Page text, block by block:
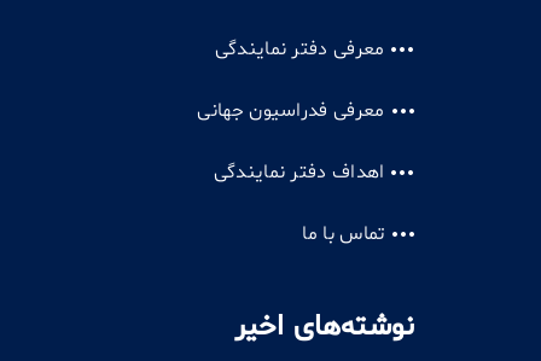
معرفی دفتر نمایندگی
معرفی فدراسیون جهانی
اهداف دفتر نمایندگی
تماس با ما
نوشته‌های اخیر